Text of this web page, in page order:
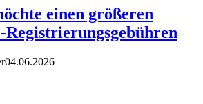
einen größeren
04.06.2026